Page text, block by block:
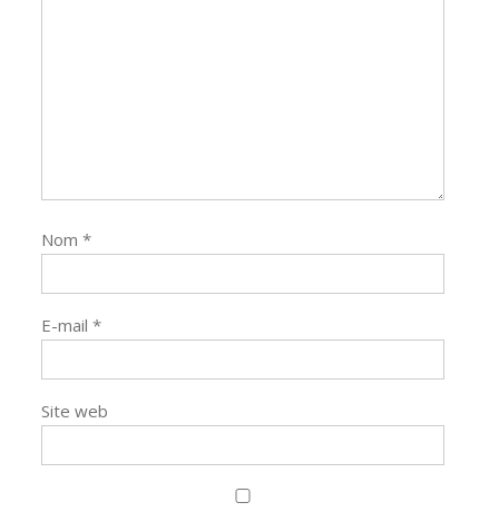
Nom*
E-mail*
Site web